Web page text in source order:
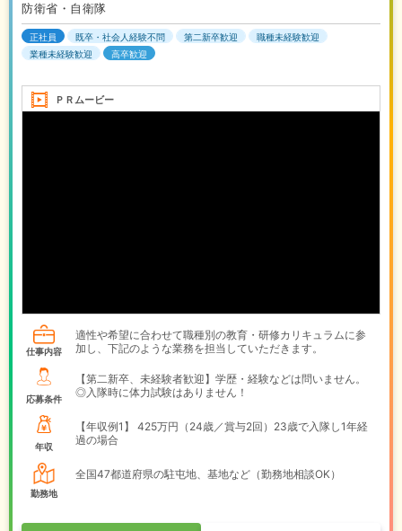
防衛省・自衛隊
正社員 既卒・社会人経験不問 第二新卒歓迎
職種未経験歓迎
業種未経験歓迎
高卒歓迎
ＰＲムービー
仕事内容
適性や希望に合わせて職種別の教育・研修カリキュラムに参
加し、下記のような業務を担当していただきます。
応募条件
【第二新卒、未経験者歓迎】学歴・経験などは問いません。
◎入隊時に体力試験はありません！
年収
【年収例1】
425万円（24歳／賞与2回）23歳で入隊し1年経
過の場合
勤務地
全国47都道府県の駐屯地、基地など（勤務地相談OK）